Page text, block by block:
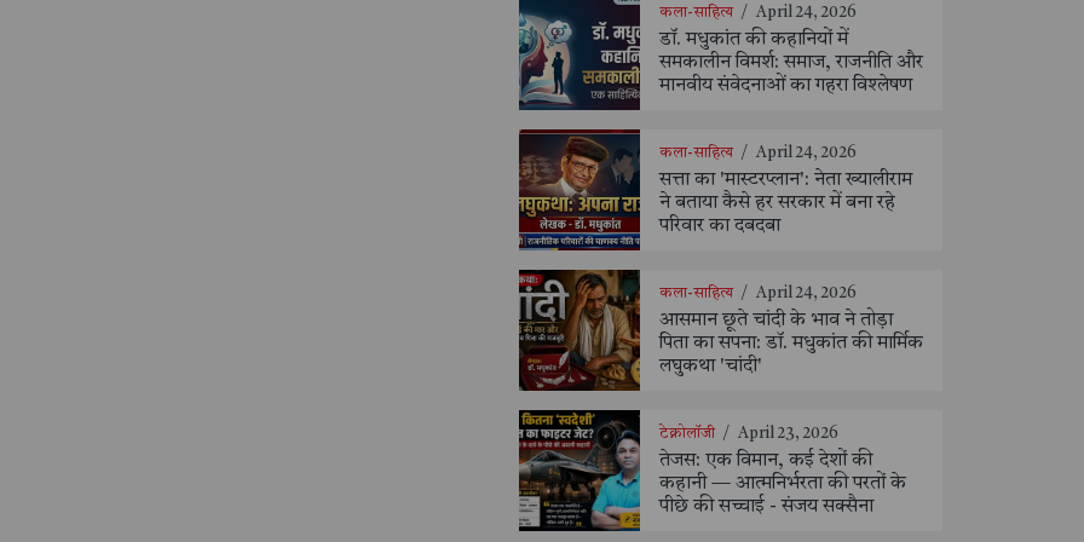
कला-साहित्य / April 24, 2026
डॉ. मधुकांत की कहानियों में
समकालीन विमर्श: समाज, राजनीति और
मानवीय संवेदनाओं का गहरा विश्लेषण
कला-साहित्य / April 24, 2026
सत्ता का 'मास्टरप्लान': नेता ख्यालीराम
ने बताया कैसे हर सरकार में बना रहे
परिवार का दबदबा
कला-साहित्य / April 24, 2026
आसमान छूते चांदी के भाव ने तोड़ा
पिता का सपना: डॉ. मधुकांत की मार्मिक
लघुकथा 'चांदी'
टेक्नोलॉजी / April 23, 2026
तेजस: एक विमान, कई देशों की
कहानी — आत्मनिर्भरता की परतों के
पीछे की सच्चाई - संजय सक्सैना